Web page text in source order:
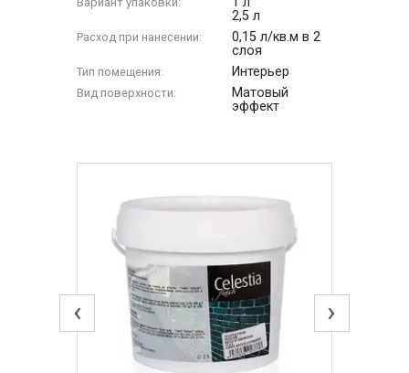
2,5 л
Расход при нанесении:
0,15 л/кв.м в 2
слоя
Тип помещения: Интерьер
Вид поверхности:
Матовый
эффект
‹ ›